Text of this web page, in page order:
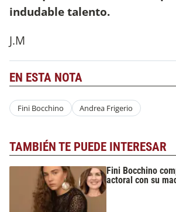
indudable talento.
J.M
EN ESTA NOTA
Fini Bocchino Andrea Frigerio
TAMBIÉN TE PUEDE INTERESAR
Fini Bocchino
actoral con su